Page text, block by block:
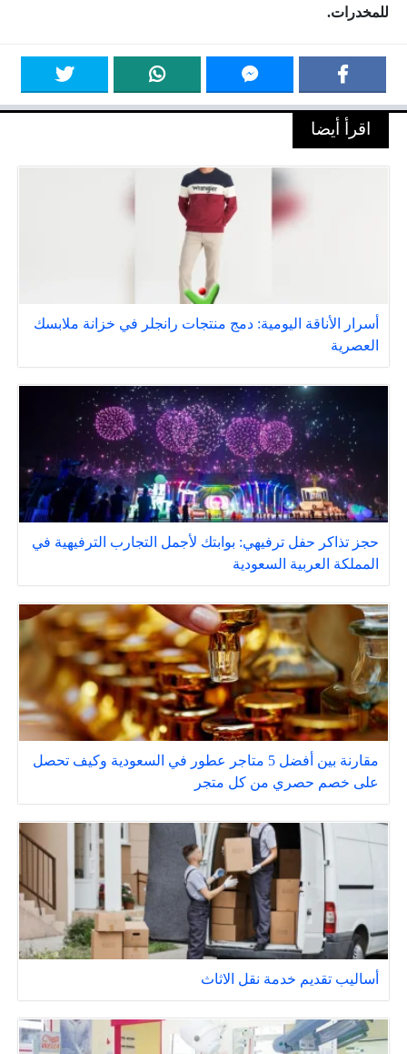
للمخدرات.
اقرأ أيضا
أسرار الأناقة اليومية: دمج منتجات رانجلر في خزانة ملابسك
العصرية
حجز تذاكر حفل ترفيهي: بوابتك لأجمل التجارب الترفيهية في
المملكة العربية السعودية
مقارنة بين أفضل 5 متاجر عطور في السعودية وكيف تحصل
على خصم حصري من كل متجر
أساليب تقديم خدمة نقل الاثاث